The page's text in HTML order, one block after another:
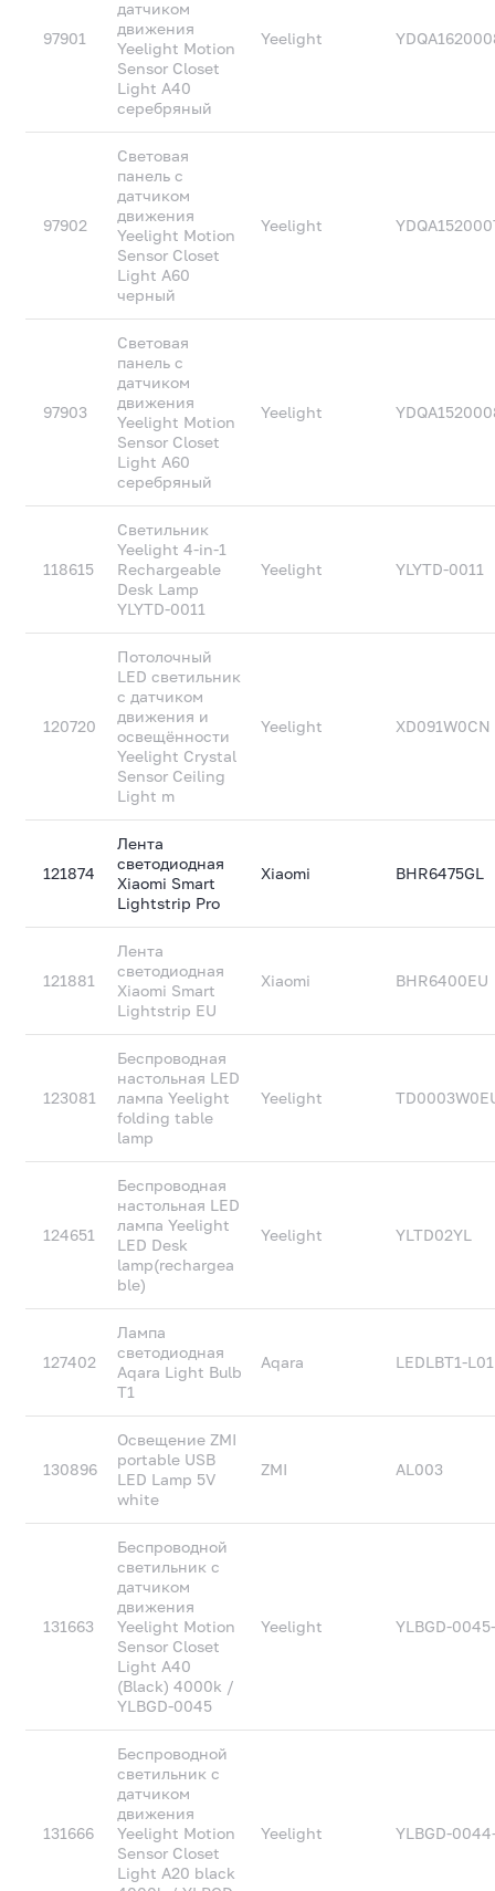
97901
датчиком
движения
Yeelight Motion
Sensor Closet
Light A40
серебряный
Yeelight
97902
Световая
панель с
датчиком
движения
Yeelight Motion
Sensor Closet
Light A60
черный
Yeelight
97903
Световая
панель с
датчиком
движения
Yeelight Motion
Sensor Closet
Light A60
серебряный
Yeelight
118615
Светильник
Yeelight 4-in-1
Rechargeable
Desk Lamp
YLYTD-0011
Yeelight YLYTD-0011
120720
Потолочный
LED светильник
с датчиком
движения и
освещённости
Yeelight Crystal
Sensor Ceiling
Light m
Yeelight XD091W0CN
121874
Лента
светодиодная
Xiaomi Smart
Lightstrip Pro
Xiaomi BHR6475GL
121881
Лента
светодиодная
Xiaomi Smart
Lightstrip EU
Xiaomi BHR6400EU
123081
Беспроводная
настольная LED
лампа Yeelight
folding table
lamp
Yeelight
124651
Беспроводная
настольная LED
лампа Yeelight
LED Desk
lamp(rechargea
ble)
Yeelight YLTD02YL
127402
Лампа
светодиодная
Aqara Light Bulb
T1
Aqara LEDLBT1-L01
130896
Освещение ZMI
portable USB
LED Lamp 5V
white
ZMI AL003
131663
Беспроводной
светильник с
датчиком
движения
Yeelight Motion
Sensor Closet
Light A40
(Black) 4000k /
YLBGD-0045
Yeelight YLBGD-
131666
Беспроводной
светильник с
датчиком
движения
Yeelight Motion
Sensor Closet
Light A20 black
Yeelight YLBGD-